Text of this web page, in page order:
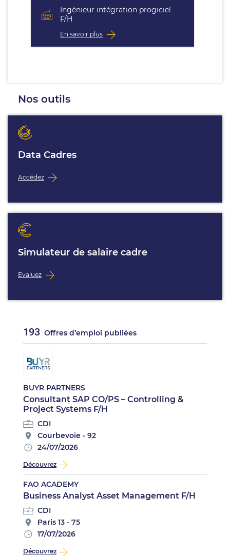
Ingénieur intégration progiciel
F/H
En savoir plus
Nos outils
Data Cadres
Accédez
Simulateur de salaire cadre
Evaluez
193 Offres d’emploi publiées
BUYR PARTNERS
Consultant SAP CO/PS – Controlling &
Project Systems F/H
CDI
Courbevoie - 92
24/07/2026
Découvrez
FAO ACADEMY
Business Analyst Asset Management F/H
CDI
Paris 13 - 75
17/07/2026
Découvrez